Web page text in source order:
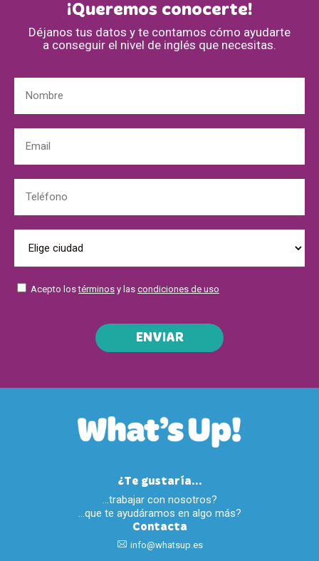
¡Queremos conocerte!
Déjanos tus datos y te contamos cómo ayudarte
a conseguir el nivel de inglés que necesitas.
Acepto lostérminos y las condiciones de uso
ENVIAR
¿Te gustaría...
…trabajar con nosotros?
…que te ayudáramos en algo más?
Contacta
info@whatsup.es